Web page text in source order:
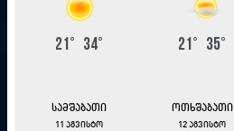
21° 34° 21° 35°
სამშაბათი
11 აგვისტო
ოთხშაბათი
12 აგვისტო